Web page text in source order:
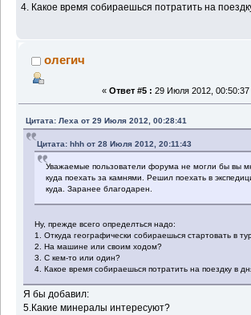
4. Какое время собираешься потратить на
олегич
« Ответ #5 : 29 Июля 2012, 00:50:37
Цитата: Леха от 29 Июля 2012, 00:28:41
Цитата: hhh от 28 Июля 2012, 20:11:43
Уважаемые пользователи форума не могли бы вы
куда поехать за камнями. Решил поехать в
куда. Заранее благодарен.
Ну, прежде всего определться надо:
1. Откуда географически собираешься стартовать в
2. На машине или своим ходом?
3. С кем-то или один?
4. Какое время собираешься потратить на поездку в
Я бы добавил:
5.Какие минералы интересуют?